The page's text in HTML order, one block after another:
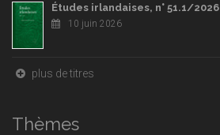
Études irlandaises, n° 51.1/2026
10 juin 2026
plus de titres
Thèmes